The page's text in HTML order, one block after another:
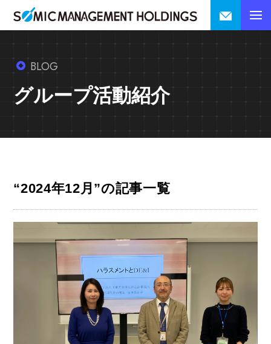
BLOG
グループ活動紹介
“2024年12月”の記事一覧